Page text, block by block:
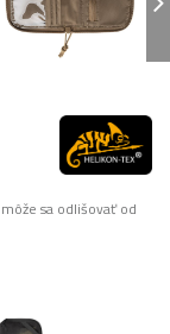
sa odlišovať od